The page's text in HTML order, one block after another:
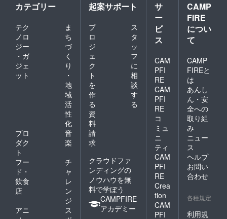
カテゴリー
テク
ノロ
ジー
・ガ
ジェ
ット
ま
ち
づ
く
り
・
地
域
活
性
化
プロ
ダク
ト
音
楽
フー
ド・
飲食
店
チ
ャ
レ
ン
ジ
アニ
ス
起案サポート
プ
ロ
ジ
ェ
ク
ト
を
作
る
ス
タ
ッ
フ
に
相
談
す
る
資
料
請
求
クラウドファ
ンディングの
ノウハウを無
料で学ぼう
CAMPFIRE
アカデミー
サ
ー
ビ
ス
CAM
PFI
RE
CAM
PFI
RE
コ
ミュ
ニ
ティ
CAM
PFI
RE
Crea
tion
CAM
PFI
CAMP
FIRE
につい
て
CAMP
FIREと
は
あんし
ん・安
全への
取り組
み
ニュー
ス
ヘルプ
お問い
合わせ
各種規定
利用規